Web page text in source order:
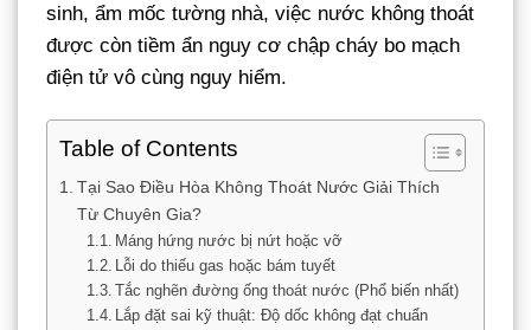
sinh, ẩm mốc tường nhà, việc nước không thoát
được còn tiềm ẩn nguy cơ chập cháy bo mạch
điện tử vô cùng nguy hiểm.
Table of Contents
Tại Sao Điều Hòa Không Thoát Nước Giải Thích
Từ Chuyên Gia?
Máng hứng nước bị nứt hoặc vỡ
Lỗi do thiếu gas hoặc bám tuyết
Tắc nghẽn đường ống thoát nước (Phổ biến nhất)
Lắp đặt sai kỹ thuật: Độ dốc không đạt chuẩn